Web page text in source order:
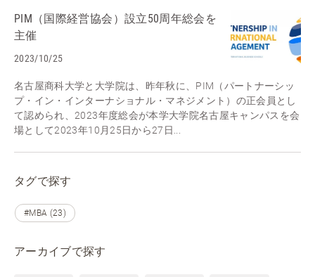
PIM（国際経営協会）設立50周年総会を
主催
2023/10/25
名古屋商科大学と大学院は、昨年秋に、PIM（パートナーシッ
プ・イン・インターナショナル・マネジメント）の正会員とし
て認められ、2023年度総会が本学大学院名古屋キャンパスを会
場として2023年10月25日から27日...
タグで探す
#MBA (23)
アーカイブで探す